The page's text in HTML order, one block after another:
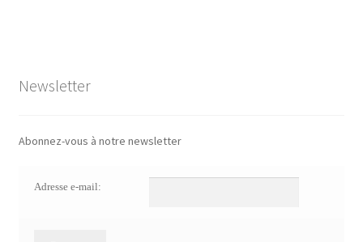
Newsletter
Abonnez-vous à notre newsletter
Adresse e-mail: